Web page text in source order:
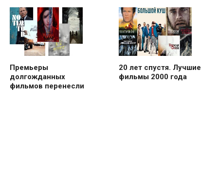
Премьеры
долгожданных
фильмов перенесли
20 лет спустя. Лучшие
фильмы 2000 года